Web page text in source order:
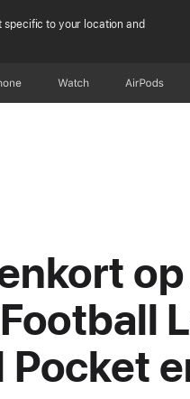
specific to your location and
Watch AirPods
Pocket